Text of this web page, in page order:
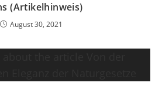
(Artikelhinweis)
August 30, 2021